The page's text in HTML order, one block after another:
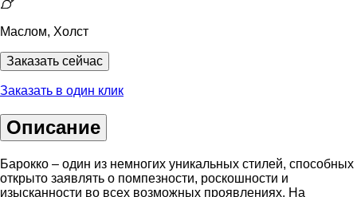
Маслом, Холст
Заказать сейчас
Заказать в один клик
Описание
Барокко – один из немногих уникальных стилей, способных
открыто заявлять о помпезности, роскошности и
изысканности во всех возможных проявлениях. На